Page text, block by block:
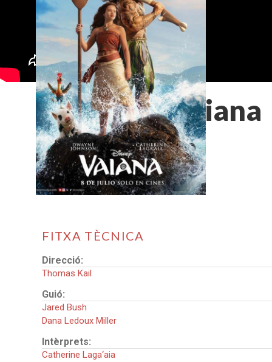
Vaiana
FITXA TÈCNICA
Direcció:
Thomas Kail
Guió:
Jared Bush
Dana Ledoux Miller
Intèrprets:
Catherine Laga‘aia